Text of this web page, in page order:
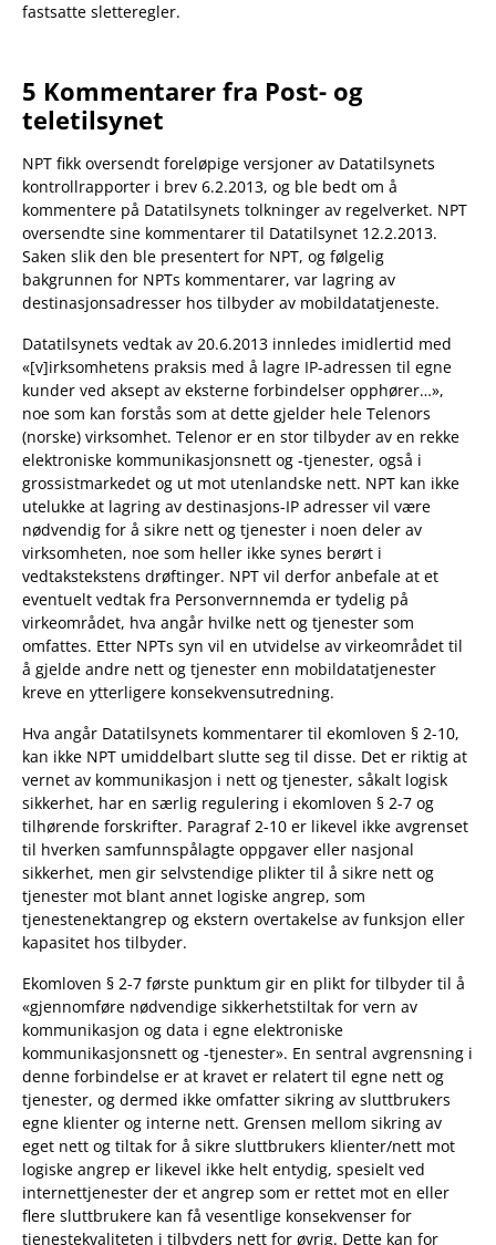
fastsatte sletteregler.
5 Kommentarer fra Post- og
teletilsynet
NPT fikk oversendt foreløpige versjoner av Datatilsynets
kontrollrapporter i brev 6.2.2013, og ble bedt om å
kommentere på Datatilsynets tolkninger av regelverket. NPT
oversendte sine kommentarer til Datatilsynet 12.2.2013.
Saken slik den ble presentert for NPT, og følgelig
bakgrunnen for NPTs kommentarer, var lagring av
destinasjonsadresser hos tilbyder av mobildatatjeneste.
Datatilsynets vedtak av 20.6.2013 innledes imidlertid med
«[v]irksomhetens praksis med å lagre IP-adressen til egne
kunder ved aksept av eksterne forbindelser opphører…»,
noe som kan forstås som at dette gjelder hele Telenors
(norske) virksomhet. Telenor er en stor tilbyder av en rekke
elektroniske kommunikasjonsnett og -tjenester, også i
grossistmarkedet og ut mot utenlandske nett. NPT kan ikke
utelukke at lagring av destinasjons-IP adresser vil være
nødvendig for å sikre nett og tjenester i noen deler av
virksomheten, noe som heller ikke synes berørt i
vedtakstekstens drøftinger. NPT vil derfor anbefale at et
eventuelt vedtak fra Personvernnemda er tydelig på
virkeområdet, hva angår hvilke nett og tjenester som
omfattes. Etter NPTs syn vil en utvidelse av virkeområdet til
å gjelde andre nett og tjenester enn mobildatatjenester
kreve en ytterligere konsekvensutredning.
Hva angår Datatilsynets kommentarer til ekomloven § 2-10,
kan ikke NPT umiddelbart slutte seg til disse. Det er riktig at
vernet av kommunikasjon i nett og tjenester, såkalt logisk
sikkerhet, har en særlig regulering i ekomloven § 2-7 og
tilhørende forskrifter. Paragraf 2-10 er likevel ikke avgrenset
til hverken samfunnspålagte oppgaver eller nasjonal
sikkerhet, men gir selvstendige plikter til å sikre nett og
tjenester mot blant annet logiske angrep, som
tjenestenektangrep og ekstern overtakelse av funksjon eller
kapasitet hos tilbyder.
Ekomloven § 2-7 første punktum gir en plikt for tilbyder til å
«gjennomføre nødvendige sikkerhetstiltak for vern av
kommunikasjon og data i egne elektroniske
kommunikasjonsnett og -tjenester». En sentral avgrensning i
denne forbindelse er at kravet er relatert til egne nett og
tjenester, og dermed ikke omfatter sikring av sluttbrukers
egne klienter og interne nett. Grensen mellom sikring av
eget nett og tiltak for å sikre sluttbrukers klienter/nett mot
logiske angrep er likevel ikke helt entydig, spesielt ved
internettjenester der et angrep som er rettet mot en eller
flere sluttbrukere kan få vesentlige konsekvenser for
tjenestekvaliteten i tilbyders nett for øvrig. Dette kan for